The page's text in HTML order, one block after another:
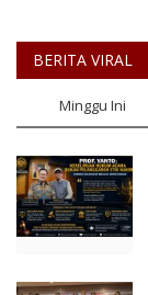
BERITA VIRAL
Minggu Ini